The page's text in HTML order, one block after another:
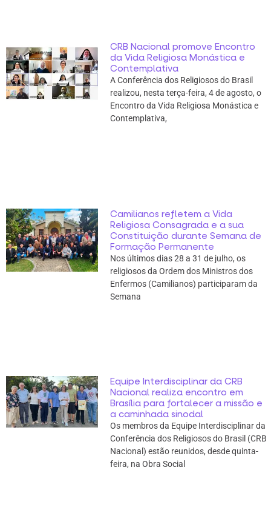
CRB Nacional promove Encontro
da Vida Religiosa Monástica e
Contemplativa
A Conferência dos Religiosos do Brasil
realizou, nesta terça-feira, 4 de agosto, o
Encontro da Vida Religiosa Monástica e
Contemplativa,
Camilianos refletem a Vida
Religiosa Consagrada e a sua
Constituição durante Semana de
Formação Permanente
Nos últimos dias 28 a 31 de julho, os
religiosos da Ordem dos Ministros dos
Enfermos (Camilianos) participaram da
Semana
Equipe Interdisciplinar da CRB
Nacional realiza encontro em
Brasília para fortalecer a missão e
a caminhada sinodal
Os membros da Equipe Interdisciplinar da
Conferência dos Religiosos do Brasil (CRB
Nacional) estão reunidos, desde quinta-
feira, na Obra Social